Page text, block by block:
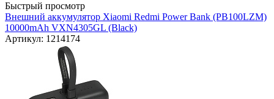
Быстрый просмотр
Внешний аккумулятор Xiaomi Redmi Power Bank (PB100LZM)
10000mAh VXN4305GL (Black)
Артикул: 1214174